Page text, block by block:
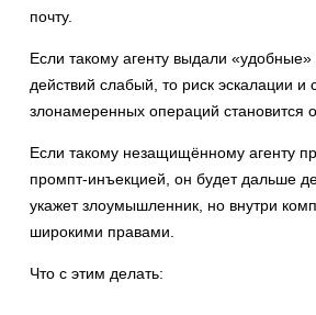
почту.
Если такому агенту выдали «удобные»
действий слабый, то риск эскалации и
злонамеренных операций становится
Если такому незащищённому агенту
промпт-инъекцией, он будет дальше
укажет злоумышленник, но внутри
широкими правами.
Что с этим делать: